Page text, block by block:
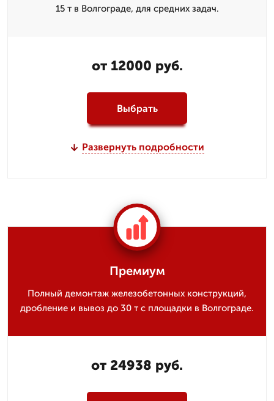
15 т в Волгограде, для средних задач.
от 12000 руб.
Выбрать
Развернуть подробности
Премиум
Полный демонтаж железобетонных конструкций,
дробление и вывоз до 30 т с площадки в Волгограде.
от 24938 руб.